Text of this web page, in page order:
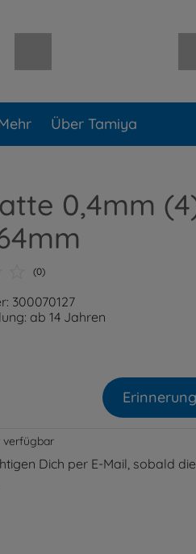
Über Tamiya
0,4mm
(0)
300070127
ab 14 Jahren
verfügbar
Dich per E-Mail, sobald